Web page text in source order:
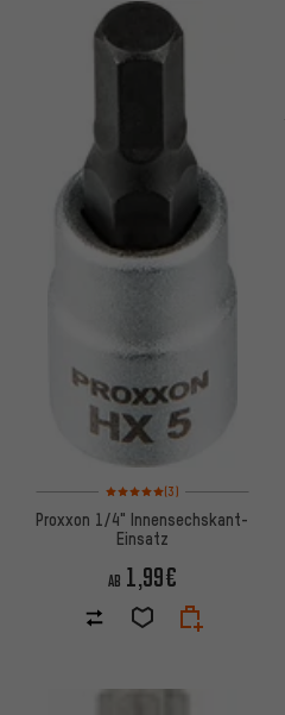
Bewertungen: 5 von 5
(3)
Proxxon 1/4" Innensechskant-
Einsatz
AB 1,99€